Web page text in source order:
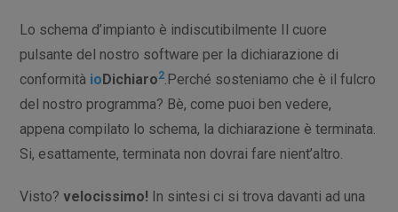
Lo schema d’impianto è indiscutibilmente Il cuore
pulsante del nostro software per la dichiarazione di
conformità ioDichiaro2.Perché sosteniamo che è il fulcro
del nostro programma? Bè, come puoi ben vedere,
appena compilato lo schema, la dichiarazione è terminata.
Si, esattamente, terminata non dovrai fare nient’altro.
Visto? velocissimo! In sintesi ci si trova davanti ad una